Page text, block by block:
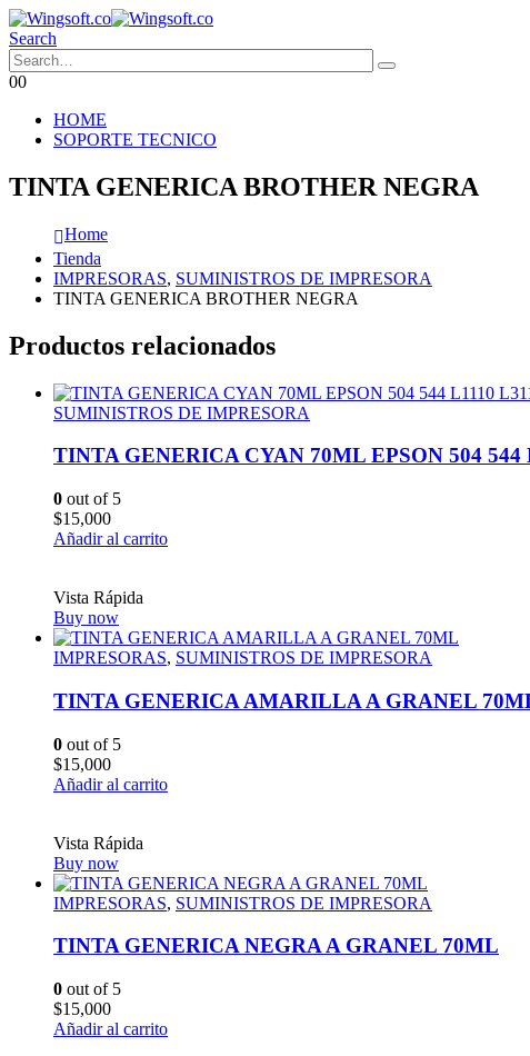
Search
00
HOME
SOPORTE TECNICO
TINTA GENERICA BROTHER NEGRA
Home
Tienda
IMPRESORAS, SUMINISTROS DE IMPRESORA
TINTA GENERICA BROTHER NEGRA
Productos relacionados
SUMINISTROS DE IMPRESORA
TINTA GENERICA CYAN 70ML EPSON 504 544
0 out of 5
$15,000
Añadir al carrito
Vista Rápida
Buy now
IMPRESORAS, SUMINISTROS DE IMPRESORA
TINTA GENERICA AMARILLA A GRANEL
0 out of 5
$15,000
Añadir al carrito
Vista Rápida
Buy now
IMPRESORAS, SUMINISTROS DE IMPRESORA
TINTA GENERICA NEGRA A GRANEL 70ML
0 out of 5
$15,000
Añadir al carrito